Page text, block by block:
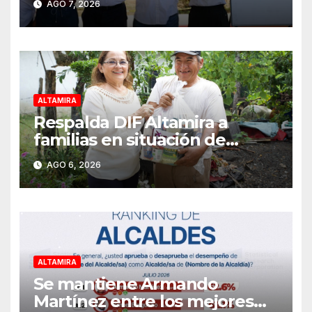
AGO 7, 2026
ALTAMIRA
Respalda DIF Altamira a
familias en situación de
vulnerabilidad
AGO 6, 2026
ALTAMIRA
Se mantiene Armando
Martínez entre los mejores